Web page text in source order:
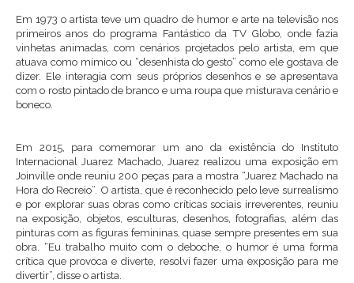
Em 1973 o artista teve um quadro de humor e arte na televisão nos
primeiros anos do programa Fantástico da TV Globo, onde fazia
vinhetas animadas, com cenários projetados pelo artista, em que
atuava como mímico ou “desenhista do gesto” como ele gostava de
dizer. Ele interagia com seus próprios desenhos e se apresentava
com o rosto pintado de branco e uma roupa que misturava cenário e
boneco.
Em 2015, para comemorar um ano da existência do Instituto
Internacional Juarez Machado, Juarez realizou uma exposição em
Joinville onde reuniu 200 peças para a mostra “Juarez Machado na
Hora do Recreio”. O artista, que é reconhecido pelo leve surrealismo
e por explorar suas obras como críticas sociais irreverentes, reuniu
na exposição, objetos, esculturas, desenhos, fotografias, além das
pinturas com as figuras femininas, quase sempre presentes em sua
obra. “Eu trabalho muito com o deboche, o humor é uma forma
crítica que provoca e diverte, resolvi fazer uma exposição para me
divertir”, disse o artista.